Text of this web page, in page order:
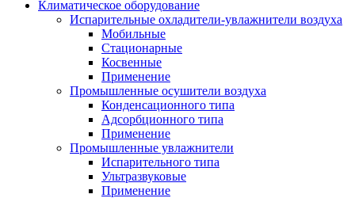
Климатическое оборудование
Испарительные охладители-увлажнители воздуха
Мобильные
Стационарные
Косвенные
Применение
Промышленные осушители воздуха
Конденсационного типа
Адсорбционного типа
Применение
Промышленные увлажнители
Испарительного типа
Ультразвуковые
Применение